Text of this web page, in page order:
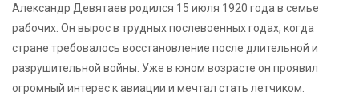
Александр Девятаев родился 15 июля 1920 года в семье
рабочих. Он вырос в трудных послевоенных годах, когда
стране требовалось восстановление после длительной и
разрушительной войны. Уже в юном возрасте он проявил
огромный интерес к авиации и мечтал стать летчиком.